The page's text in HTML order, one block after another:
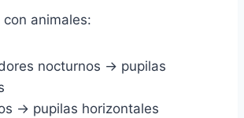
animales:
nocturnos → pupilas
→ pupilas horizontales